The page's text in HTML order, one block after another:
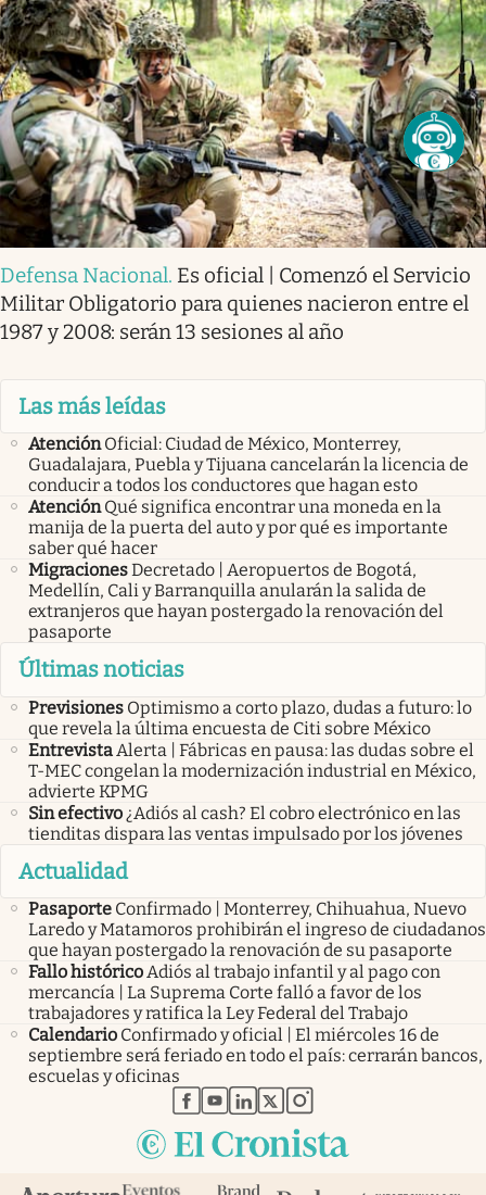
Defensa Nacional. Es oficial | Comenzó el Servicio
Militar Obligatorio para quienes nacieron entre el
1987 y 2008: serán 13 sesiones al año
Las más leídas
Atención Oficial: Ciudad de México, Monterrey,
Guadalajara, Puebla y Tijuana cancelarán la licencia de
conducir a todos los conductores que hagan esto
Atención Qué significa encontrar una moneda en la
manija de la puerta del auto y por qué es importante
saber qué hacer
MigracionesDecretado | Aeropuertos de Bogotá,
Medellín, Cali y Barranquilla anularán la salida de
extranjeros que hayan postergado la renovación del
pasaporte
Últimas noticias
Previsiones Optimismo a corto plazo, dudas a futuro: lo
que revela la última encuesta de Citi sobre México
Entrevista Alerta | Fábricas en pausa: las dudas sobre el
T-MEC congelan la modernización industrial en México,
advierte KPMG
Sin efectivo ¿Adiós al cash? El cobro electrónico en las
tienditas dispara las ventas impulsado por los jóvenes
Actualidad
Pasaporte Confirmado | Monterrey, Chihuahua, Nuevo
Laredo y Matamoros prohibirán el ingreso de ciudadanos
que hayan postergado la renovación de su pasaporte
Fallo históricoAdiós al trabajo infantil y al pago con
mercancía | La Suprema Corte falló a favor de los
trabajadores y ratifica la Ley Federal del Trabajo
Calendario Confirmado y oficial | El miércoles 16 de
septiembre será feriado en todo el país: cerrarán bancos,
escuelas y oficinas
abre en nueva pestaña
abre en nueva pestaña
abre en nueva pestaña
abre en nueva pestaña
abre en nueva pestaña